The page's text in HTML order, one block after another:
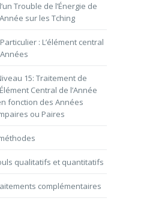
Trouble de l’Énergie de
sur les Tching
: L’élément central
15: Traitement de
Central de l’Année
fonction des Années
ou Paires
qualitatifs et quantitatifs
complémentaires